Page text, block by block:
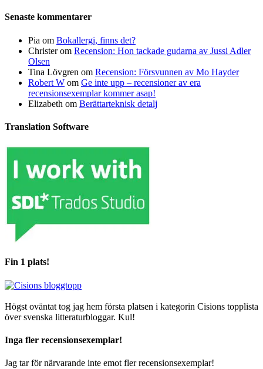
Senaste kommentarer
Pia om Bokallergi, finns det?
Christerom Recension: Hon tackade gudarna av Jussi Adler
Olsen
Tina Lövgren om Recension: Försvunnen av Mo Hayder
Robert W om Ge inte upp – recensioner av era
recensionsexemplar kommer asap!
Elizabeth om Berättarteknisk detalj
Translation Software
Fin 1 plats!
Högst oväntat tog jag hem första platsen i kategorin Cisions topplista
över svenska litteraturbloggar. Kul!
Inga fler recensionsexemplar!
Jag tar för närvarande inte emot fler recensionsexemplar!